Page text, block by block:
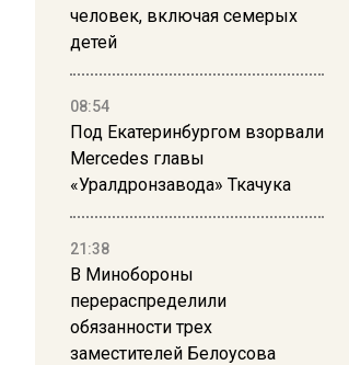
человек, включая семерых
детей
08:54
Под Екатеринбургом взорвали
Mercedes главы
«Уралдронзавода» Ткачука
21:38
В Минобороны
перераспределили
обязанности трех
заместителей Белоусова